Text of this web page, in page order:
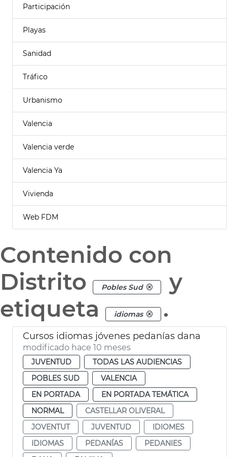
Participación
Playas
Sanidad
Tráfico
Urbanismo
Valencia
Valencia verde
Valencia Ya
Vivienda
Web FDM
Contenido con
Distrito
Pobles Sud
y
etiqueta
idiomas .
Cursos idiomas jóvenes pedanías dana
modificado hace 10 meses
JUVENTUD
TODAS LAS AUDIENCIAS
POBLES SUD
VALENCIA
EN PORTADA
EN PORTADA TEMÁTICA
NORMAL
CASTELLAR OLIVERAL
JOVENTUT
JUVENTUD
IDIOMES
IDIOMAS
PEDANÍAS
PEDANIES